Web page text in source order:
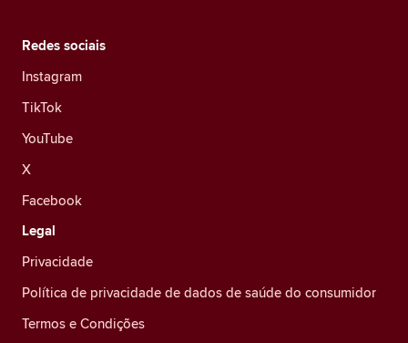
Redes sociais
Instagram
TikTok
YouTube
X
Facebook
Legal
Privacidade
Política de privacidade de dados de saúde do consumidor
Termos e Condições